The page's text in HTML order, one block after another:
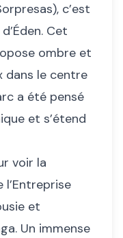
c’est
Cet
ombre et
dans le centre
a été pensé
et s’étend
voir la
et
Un immense